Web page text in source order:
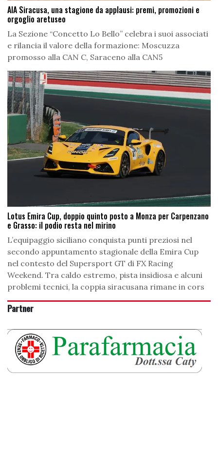
AIA Siracusa, una stagione da applausi: premi, promozioni e
orgoglio aretuseo
La Sezione “Concetto Lo Bello” celebra i suoi associati
e rilancia il valore della formazione: Moscuzza
promosso alla CAN C, Saraceno alla CAN5
Lotus Emira Cup, doppio quinto posto a Monza per Carpenzano
e Grasso: il podio resta nel mirino
L’equipaggio siciliano conquista punti preziosi nel
secondo appuntamento stagionale della Emira Cup
nel contesto del Supersport GT di FX Racing
Weekend. Tra caldo estremo, pista insidiosa e alcuni
problemi tecnici, la coppia siracusana rimane in cors
Partner